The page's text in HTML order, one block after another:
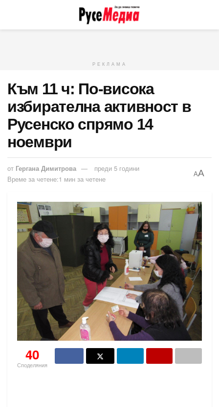
РЕКЛАМА
Към 11 ч: По-висока
избирателна активност в
Русенско спрямо 14
ноември
от Гергана Димитрова
преди 5 години
Време за четене:1 мин за четене
AA
40
Споделяния